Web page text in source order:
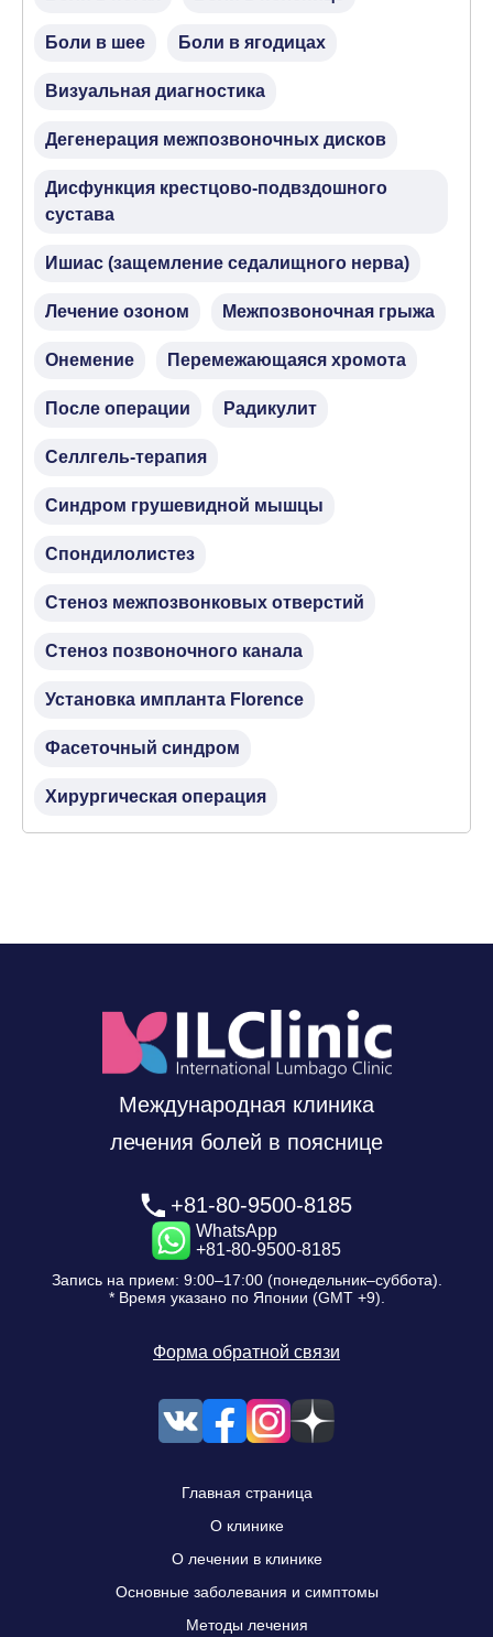
Боли в шее Боли в ягодицах
Визуальная диагностика
Дегенерация межпозвоночных дисков
Дисфункция крестцово-подвздошного
сустава
Ишиас (защемление седалищного нерва)
Лечение озоном Межпозвоночная грыжа
Онемение Перемежающаяся хромота
После операции Радикулит
Селлгель-терапия
Синдром грушевидной мышцы
Спондилолистез
Стеноз межпозвонковых отверстий
Стеноз позвоночного канала
Установка импланта Florence
Фасеточный синдром
Хирургическая операция
Международная клиника
лечения болей в пояснице
+81-80-9500-8185
WhatsApp
+81-80-9500-8185
Запись на прием: 9:00–17:00 (понедельник–суббота).
* Время указано по Японии (GMT +9).
Форма обратной связи
Главная страница
О клинике
О лечении в клинике
Основные заболевания и симптомы
Методы лечения